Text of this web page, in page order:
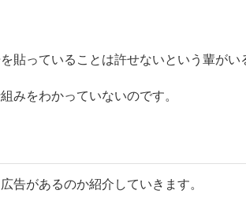
貼っていることは許せないという輩がい
みをわかっていないのです。
告があるのか紹介していきます。